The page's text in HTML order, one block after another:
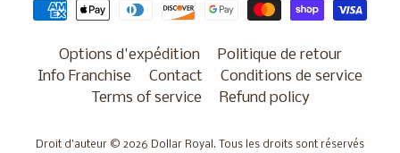
Options d'expédition
Politique de retour
Info Franchise
Contact
Conditions de service
Terms of service
Refund policy
Droit d'auteur © 2026 Dollar Royal . Tous les droits sont réservés